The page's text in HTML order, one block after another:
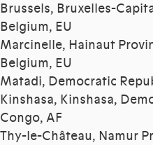
Brussels, Bruxelles-
Belgium, EU
Marcinelle, Hainaut
Belgium, EU
Matadi, Democratic
Kinshasa, Kinshasa,
Congo, AF
Thy-le-Château, Namur